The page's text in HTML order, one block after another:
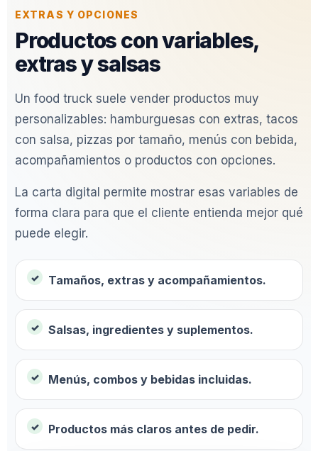
EXTRAS Y OPCIONES
Productos con variables,
extras y salsas
Un food truck suele vender productos muy
personalizables: hamburguesas con extras, tacos
con salsa, pizzas por tamaño, menús con bebida,
acompañamientos o productos con opciones.
La carta digital permite mostrar esas variables de
forma clara para que el cliente entienda mejor qué
puede elegir.
Tamaños, extras y acompañamientos.
Salsas, ingredientes y suplementos.
Menús, combos y bebidas incluidas.
Productos más claros antes de pedir.